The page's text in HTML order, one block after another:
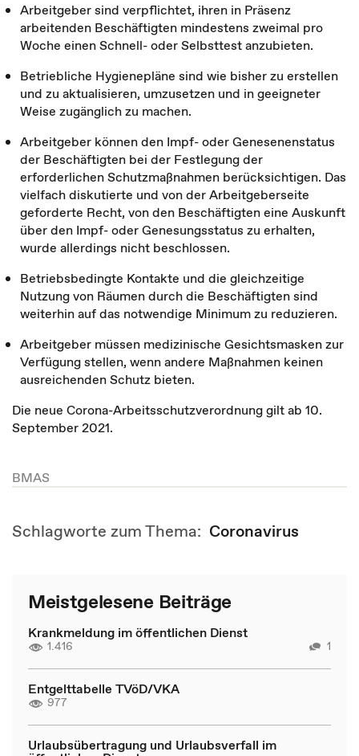
Arbeitgeber sind verpflichtet, ihren in Präsenz
arbeitenden Beschäftigten mindestens zweimal pro
Woche einen Schnell- oder Selbsttest anzubieten.
Betriebliche Hygienepläne sind wie bisher zu erstellen
und zu aktualisieren, umzusetzen und in geeigneter
Weise zugänglich zu machen.
Arbeitgeber können den Impf- oder Genesenenstatus
der Beschäftigten bei der Festlegung der
erforderlichen Schutzmaßnahmen berücksichtigen. Das
vielfach diskutierte und von der Arbeitgeberseite
geforderte Recht, von den Beschäftigten eine Auskunft
über den Impf- oder Genesungsstatus zu erhalten,
wurde allerdings nicht beschlossen.
Betriebsbedingte Kontakte und die gleichzeitige
Nutzung von Räumen durch die Beschäftigten sind
weiterhin auf das notwendige Minimum zu reduzieren.
Arbeitgeber müssen medizinische Gesichtsmasken zur
Verfügung stellen, wenn andere Maßnahmen keinen
ausreichenden Schutz bieten.
Die neue Corona-Arbeitsschutzverordnung gilt ab 10.
September 2021.
BMAS
Schlagworte zum Thema: Coronavirus
Meistgelesene Beiträge
Krankmeldung im öffentlichen Dienst
1.416 1
Entgelttabelle TVöD/VKA
977
Urlaubsübertragung und Urlaubsverfall im